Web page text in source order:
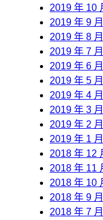
2019 年 10
2019 年 9 月
2019 年 8 月
2019 年 7 月
2019 年 6 月
2019 年 5 月
2019 年 4 月
2019 年 3 月
2019 年 2 月
2019 年 1 月
2018 年 12
2018 年 11
2018 年 10
2018 年 9 月
2018 年 7 月